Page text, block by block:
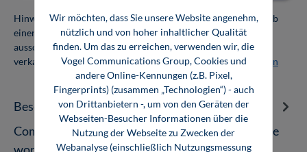
Hinweis: Als Firmenkunde erhalten Sie einen Mengenrabatt ab
einer Abnahmemenge von 10 Exemplaren. Die Bücher dürfen
ausschließlich für den Eigenbedarf genutzt und nicht weiter
verkauft werden. Weitere Informationen unterFirmenlizenzen
Beschreibung
Compendium of Electrical Connectors A reference
Wir möchten, dass Sie unsere Website angenehm,
nützlich und von hoher inhaltlicher Qualität
finden. Um das zu erreichen, verwenden wir, die
Vogel Communications Group, Cookies und
andere Online-Kennungen (z.B. Pixel,
Fingerprints) (zusammen „Technologien“) - auch
von Drittanbietern -, um von den Geräten der
Webseiten-Besucher Informationen über die
Nutzung der Webseite zu Zwecken der
Webanalyse (einschließlich Nutzungsmessung